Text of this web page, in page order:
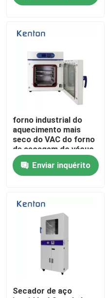
Quem Somos
Controle de Qualidade
Fale Conosco
notícias
Todos os casos
Forno do secador do
forno de secagem
forno industrial do
aquecimento mais
seco do VAC do forno
de secagem do vácuo
de 1250W SUS304
Enviar inquérito
Secador de aço